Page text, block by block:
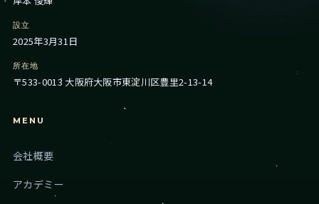
設立
2025年3月31日
所在地
〒533-0013 大阪府大阪市東淀川区豊里2-13-14
MENU
会社概要
アカデミー